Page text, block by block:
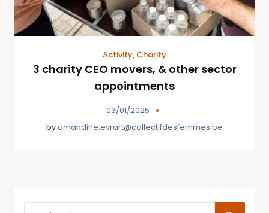
Activity, Charity
3 charity CEO movers, & other sector
appointments
03/01/2025
byamandine.evrart@collectifdesfemmes.be